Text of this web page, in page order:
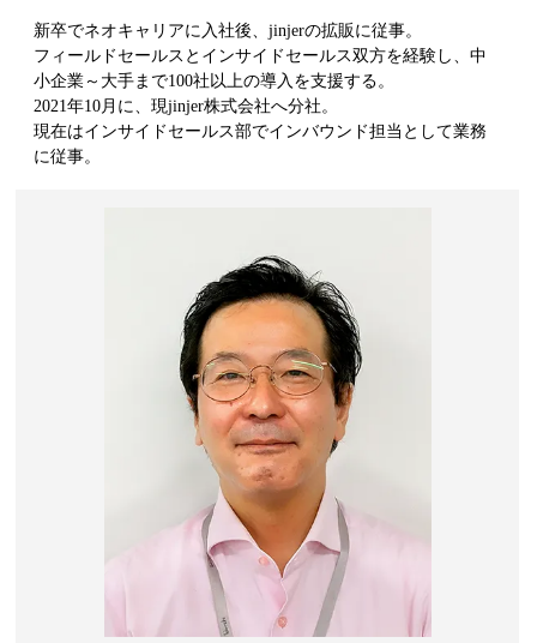
新卒でネオキャリアに入社後、jinjerの拡販に従事。
フィールドセールスとインサイドセールス双方を経験し、中
小企業～大手まで100社以上の導入を支援する。
2021年10月に、現jinjer株式会社へ分社。
現在はインサイドセールス部でインバウンド担当として業務
に従事。